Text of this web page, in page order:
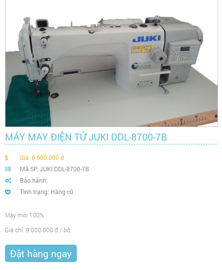
MÁY MAY ĐIỆN TỬ JUKI DDL-8700-7B
Giá: 6.500.000 đ
Mã SP: JUKI DDL-8700-7B
Bảo hành:
Tình trạng: Hàng cũ
Máy mới 100%
Giá chỉ: 9.000.000 đ / bộ